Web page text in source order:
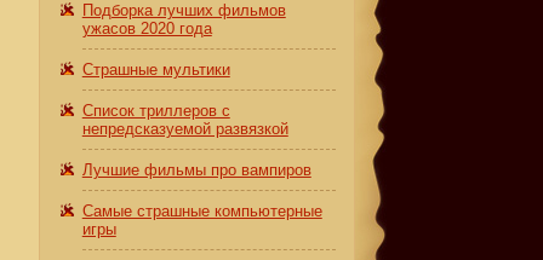
Подборка лучших фильмов
ужасов 2020 года
Страшные мультики
Список триллеров с
непредсказуемой развязкой
Лучшие фильмы про вампиров
Самые страшные компьютерные
игры